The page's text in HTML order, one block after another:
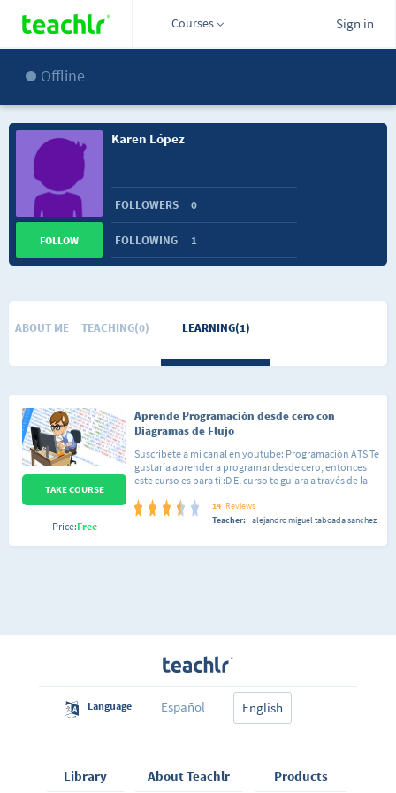
Courses Sign in
Offline
Karen López
FOLLOWERS 0
FOLLOWING 1
FOLLOW
ABOUT ME TEACHING(0) LEARNING(1)
Aprende Programación desde cero con
Diagramas de Flujo
Suscribete a mi canal en youtube: Programación ATS Te
gustaría aprender a programar desde cero, entonces
este curso es para ti :D El curso te guiara a través de la
un algoritmo, como poder resolver problemas,
ademas veremos muchísimos ejercicios resueltos y
OperadoresCondiconalesCiclos o BuclesFunciones
14 Reviews
Teacher: alejandro miguel taboada sanchez
TAKE COURSE
Price:Free
Language Español English
Library About Teachlr Products